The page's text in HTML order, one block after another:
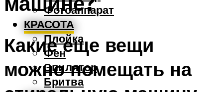
Фотоаппарат
КРАСОТА
Плойка
Фен
Эпилятор
Бритва
Какие еще вещи
можно помещать на